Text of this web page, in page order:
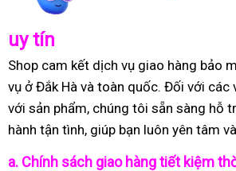
uy tín
Shop cam kết dịch vụ giao hàng bảo
vụ ở Đắk Hà và toàn quốc. Đối với các
với sản phẩm, chúng tôi sẵn sàng hỗ
hành tận tình, giúp bạn luôn yên tâm
a. Chính sách giao hàng tiết kiệm